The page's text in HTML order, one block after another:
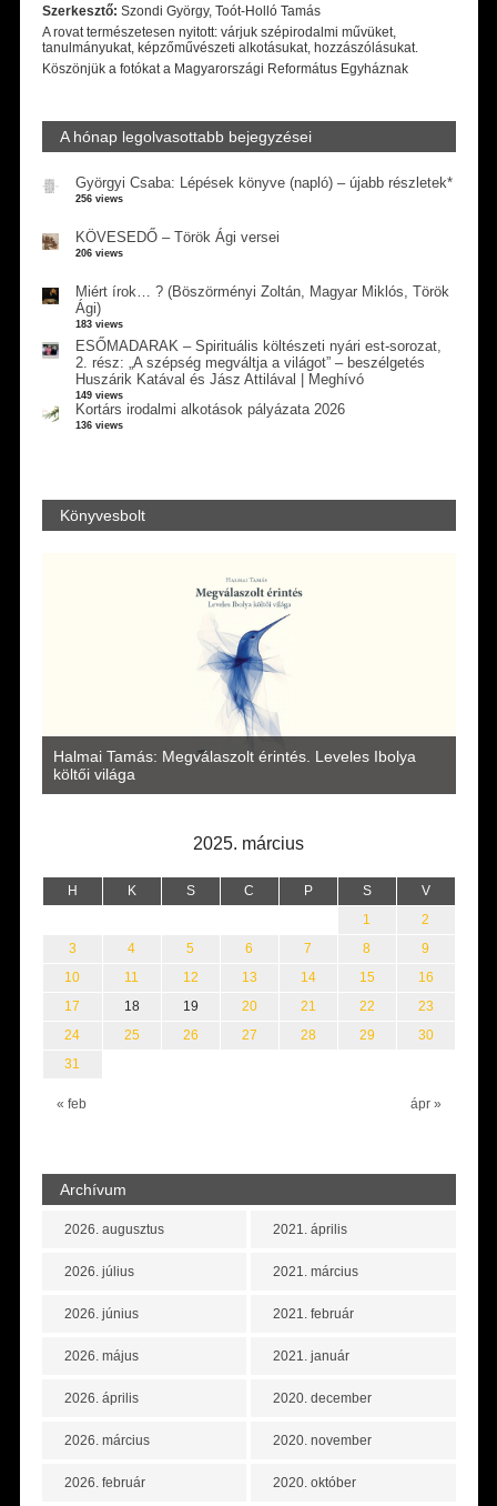
Szerkesztő: Szondi György, Toót-Holló Tamás
A rovat természetesen nyitott: várjuk szépirodalmi művüket,
tanulmányukat, képzőművészeti alkotásukat, hozzászólásukat.
Köszönjük a fotókat a Magyarországi Református Egyháznak
A hónap legolvasottabb bejegyzései
Györgyi Csaba: Lépések könyve (napló) – újabb részletek*
256 views
KÖVESEDŐ – Török Ági versei
206 views
Miért írok… ? (Böszörményi Zoltán, Magyar Miklós, Török
Ági)
183 views
ESŐMADARAK – Spirituális költészeti nyári est-sorozat,
2. rész: „A szépség megváltja a világot” – beszélgetés
Huszárik Katával és Jász Attilával | Meghívó
149 views
Kortárs irodalmi alkotások pályázata 2026
136 views
Könyvesbolt
Halmai Tamás: Megválaszolt érintés. Leveles Ibolya
költői világa
2025. március
H K S C P S V
« feb ápr »
1
2
3
4 5 6 7 8
9
10
11 12 13 14 15
16
17
18 19 20 21 22
23
24
25 26 27 28 29
30
31
Archívum
2026. augusztus
2026. július
2026. június
2026. május
2026. április
2026. március
2026. február
2021. április
2021. március
2021. február
2021. január
2020. december
2020. november
2020. október